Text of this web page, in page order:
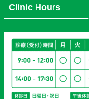
Clinic Hours